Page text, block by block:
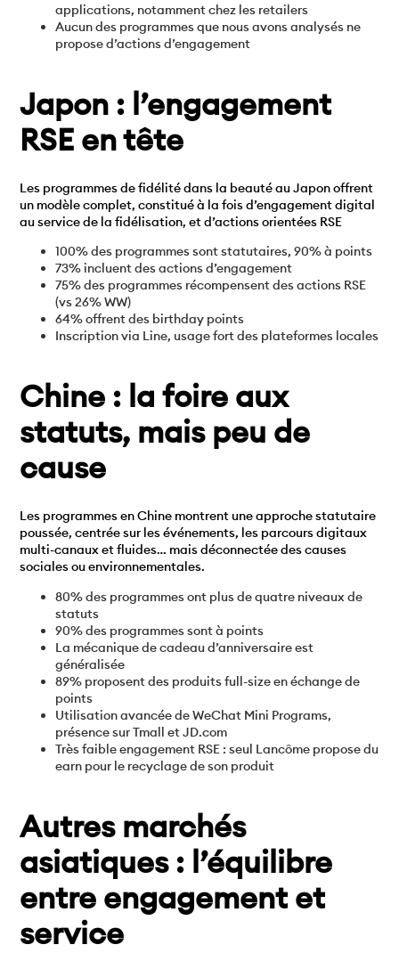
applications, notamment chez les retailers
Aucun des programmes que nous avons analysés ne
propose d’actions d’engagement
Japon : l’engagement
RSE en tête
Les programmes de fidélité dans la beauté au Japon offrent
un modèle complet, constitué à la fois d’engagement digital
au service de la fidélisation, et d’actions orientées RSE
100% des programmes sont statutaires, 90% à points
73% incluent des actions d’engagement
75% des programmes récompensent des actions RSE
(vs 26% WW)
64% offrent des birthday points
Inscription via Line, usage fort des plateformes locales
Chine : la foire aux
statuts, mais peu de
cause
Les programmes en Chine montrent une approche statutaire
poussée, centrée sur les événements, les parcours digitaux
multi-canaux et fluides… mais déconnectée des causes
sociales ou environnementales.
80% des programmes ont plus de quatre niveaux de
statuts
90% des programmes sont à points
La mécanique de cadeau d’anniversaire est
généralisée
89% proposent des produits full-size en échange de
points
Utilisation avancée de WeChat Mini Programs,
présence sur Tmall et JD.com
Très faible engagement RSE : seul Lancôme propose du
earn pour le recyclage de son produit
Autres marchés
asiatiques : l’équilibre
entre engagement et
service